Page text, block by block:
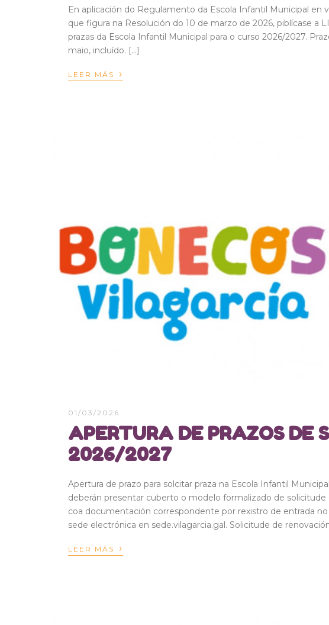
En aplicación do Regulamento da Escola Infantil Municipal
que figura na Resolución do 10 de marzo de 2026, piblícase a
prazas da Escola Infantil Municipal para o curso 2026/2027.
maio, incluído. […]
LEER MÁS ›
01/03/2026
APERTURA DE PRAZOS DE
2026/2027
Apertura de prazo para solcitar praza na Escola Infantil
deberán presentar cuberto o modelo formalizado de
coa documentación correspondente por rexistro de entrada
sede electrónica en sede.vilagarcia.gal. Solicitude de
LEER MÁS ›